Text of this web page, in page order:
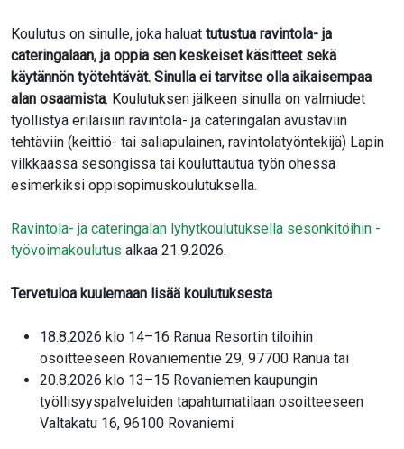
Koulutus on sinulle, joka haluat tutustua ravintola- ja
cateringalaan, ja oppia sen keskeiset käsitteet sekä
käytännön työtehtävät. Sinulla ei tarvitse olla aikaisempaa
alan osaamista. Koulutuksen jälkeen sinulla on valmiudet
työllistyä erilaisiin ravintola- ja cateringalan avustaviin
tehtäviin (keittiö- tai saliapulainen, ravintolatyöntekijä) Lapin
vilkkaassa sesongissa tai kouluttautua työn ohessa
esimerkiksi oppisopimuskoulutuksella.
Ravintola- ja cateringalan lyhytkoulutuksella sesonkitöihin -
työvoimakoulutus alkaa 21.9.2026.
Tervetuloa kuulemaan lisää koulutuksesta
18.8.2026 klo 14–16 Ranua Resortin tiloihin
osoitteeseen Rovaniementie 29, 97700 Ranua tai
20.8.2026 klo 13–15 Rovaniemen kaupungin
työllisyyspalveluiden tapahtumatilaan osoitteeseen
Valtakatu 16, 96100 Rovaniemi